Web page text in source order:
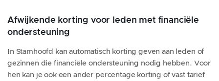
Afwijkende korting voor leden met financiële
ondersteuning
In Stamhoofd kan automatisch korting geven aan leden of
gezinnen die financiële ondersteuning nodig hebben. Voor
hen kan je ook een ander percentage korting of vast tarief